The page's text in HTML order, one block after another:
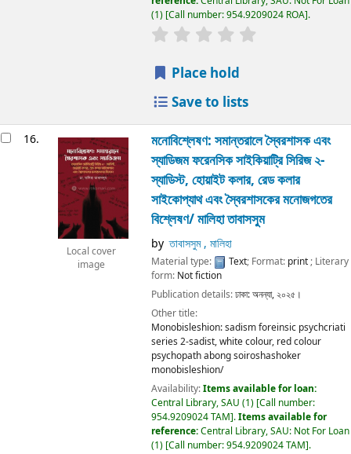
(1) Call number:954.9209024 ROA .
Place hold
Save to lists
16.
Local cover
image
মনোবিশ্লেষণ: সমান্তরালে স্বৈরশাসক এবং
স্যাডিজম ফরেনসিক সাইকিয়াট্রি সিরিজ ২-
স্যাডিস্ট, হোয়াইট কলার, রেড কলার
সাইকোপ্যাথ এবং স্বৈরশাসকের মনোজগতের
বিশ্লেষণ/মালিহা তাবাসসুম
by তাবাসসুম , মালিহা
Material type: Text; Format: print; Literary
form: Not fiction
Publication details:ঢাকা:অনন্যা,২০২৫।
Other title:
Monobisleshion: sadism foreinsic psychcriati
series 2-sadist, white colour, red colour
psychopath abong soiroshashoker
monobisleshion/
Availability:Items available for loan:
Central Library, SAU (1) Call number:
954.9209024 TAM .Items available for
reference:Central Library, SAU: Not For Loan
(1) Call number:954.9209024 TAM .